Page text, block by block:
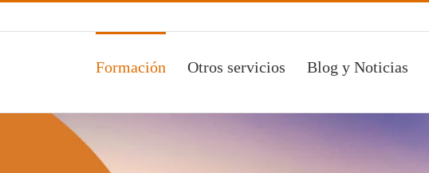
Formación Otros servicios Blog y Noticias